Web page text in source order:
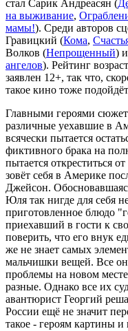
стал Сарик Андреасян (
на выживание,
мамы!). Среди авторов
Гравицкий (Кома,
Волков (Непрощенный)
ангелов). Рейтинг
заявлен 12+, так что,
такое кино тоже
Главными героями
различные уехавшие в
всячески пытается
фиктивного брака на
пытается откреститься
зовёт себя в Америке
Джейсон.
Юля так нигде для себя
приготовленное блюдо
приехавший в гости к
поверить, что его внук
же не знает самых
мальчишки вещей. Все
проблемы на новом
разные. Однако все их
авантюрист Георгий
России ещё не значит
такое - героям картины и